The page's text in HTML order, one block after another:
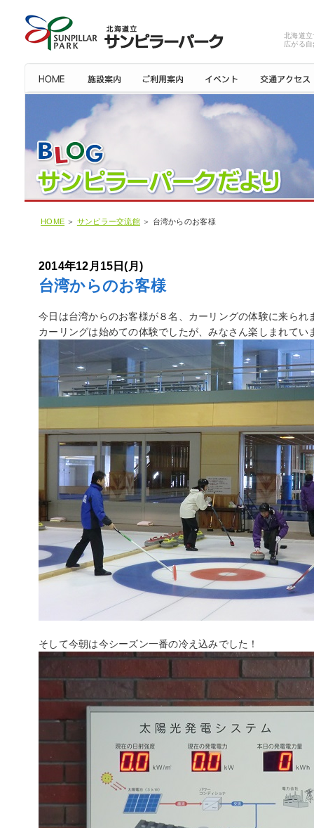
北海道
広がる
HOME ＞ サンピラー交流館＞ 台湾からのお客様
2014年12月15日(月)
台湾からのお客様
今日は台湾からのお客様が８名、カーリングの体験に来られ
カーリングは始めての体験でしたが、みなさん楽しまれてい
そして今朝は今シーズン一番の冷え込みでした！